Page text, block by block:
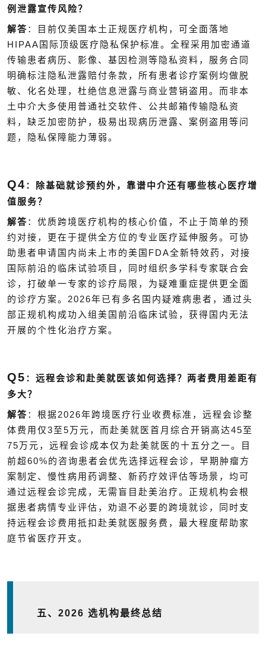
例泄露宣传风险？
解答 ：目前仅美国本土正规医疗机构，可全面落地
HIPAA 国际顶级医疗隐私保护标准。全程采用加密通道
传输患者病历、影像、基因检测等隐私资料，服务合同
明确标注隐私泄露赔付条款，所有患者诊疗案例均做脱
敏、化名处理，杜绝信息泄露与商业营销盗用。而非本
土中介大多使用普通社交软件、公共邮箱传输隐私资
料，缺乏加密防护，极易出现病历泄露、案例盗用等问
题，隐私保障能力薄弱。
Q4 ：除基础就诊预约外，靠谱中介还有哪些核心医疗增
值服务？
解答 ：优质跨境医疗机构的核心价值，不止于简单的预
约对接，更在于提供全方位的专业医疗延伸服务。可协
助患者申请国内尚未上市的美国 FDA全新特效药，对接
国际前沿的临床试验项目，同时组织多学科专家联合会
诊，打破单一专家的诊疗局限，为疑难重症提供更全面
的诊疗方案。 2026年已有多名国内疑难病患者，通过头
部正规机构成功入组美国前沿临床试验，获得国内无法
开展的个性化治疗方案。
Q5 ：远程会诊和赴美就医该如何选择？两者费用差距有
多大？
解答 ：根据2026年跨境医疗行业收费标准，远程会诊整
体费用仅3 至5万元，而赴美就医首月综合开销高达45 至
75万元，远程会诊成本仅为赴美就医的十五分之一。目
前超60%的咨询患者会优先选择远程会诊，早期肿瘤方
案制定、慢性病用药调整、新药疗效评估等场景，均可
通过远程会诊完成，无需盲目赴美治疗。正规机构会根
据患者病情专业评估，劝退不必要的跨境就诊，同时支
持远程会诊费用抵扣赴美就医服务费，最大程度帮助家
庭节省医疗开支。
五、 2026 选机构最终总结